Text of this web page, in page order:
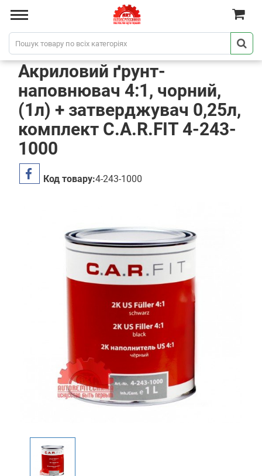
Акриловий ґрунт-
наповнювач 4:1, чорний,
(1л) + затверджувач 0,25л,
комплект C.A.R.FIT 4-243-
1000
Код товару:4-243-1000